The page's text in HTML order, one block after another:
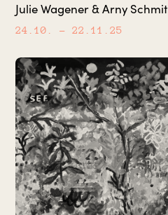
Julie Wagener & Arny Schmit
24.10. – 22.11.25